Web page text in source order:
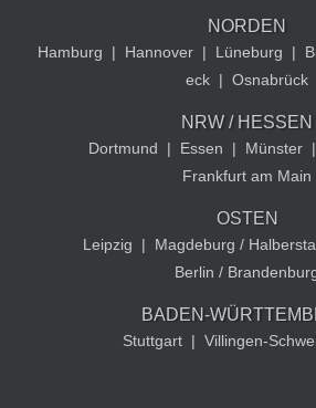
NORDEN
Hamburg | Hannover | Lüneburg |
eck | Osnabrück
NRW / HESSEN
Dortmund | Essen | Münster |
Frankfurt am Main
OSTEN
Leipzig | Magdeburg /
Berlin /
BADEN-
Stuttgart | Villingen-